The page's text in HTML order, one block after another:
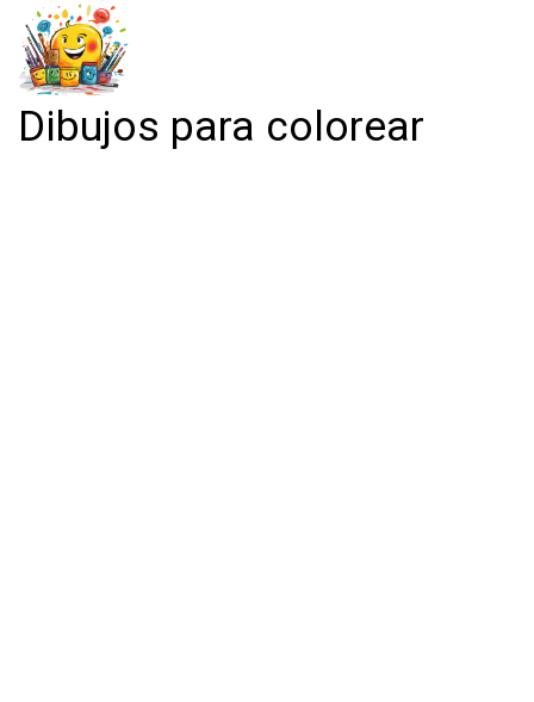
Dibujos para colorear